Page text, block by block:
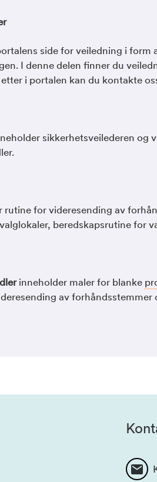
side for veiledning i
I denne delen finner du
i portalen kan du kontakte
sikkerhetsveilederen og
for videresending av
beredskapsrutine for
inneholder maler for blanke
av